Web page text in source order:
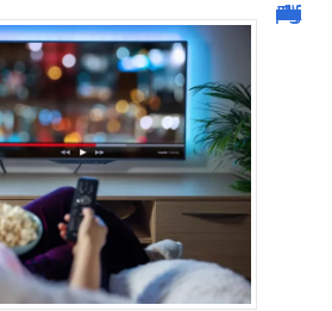
Tout savoir sur la plateforme de streaming malgrim.com